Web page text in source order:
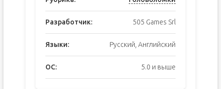
Разработчик: 505 Games Srl
Языки: Русский, Английский
ОС: 5.0 и выше